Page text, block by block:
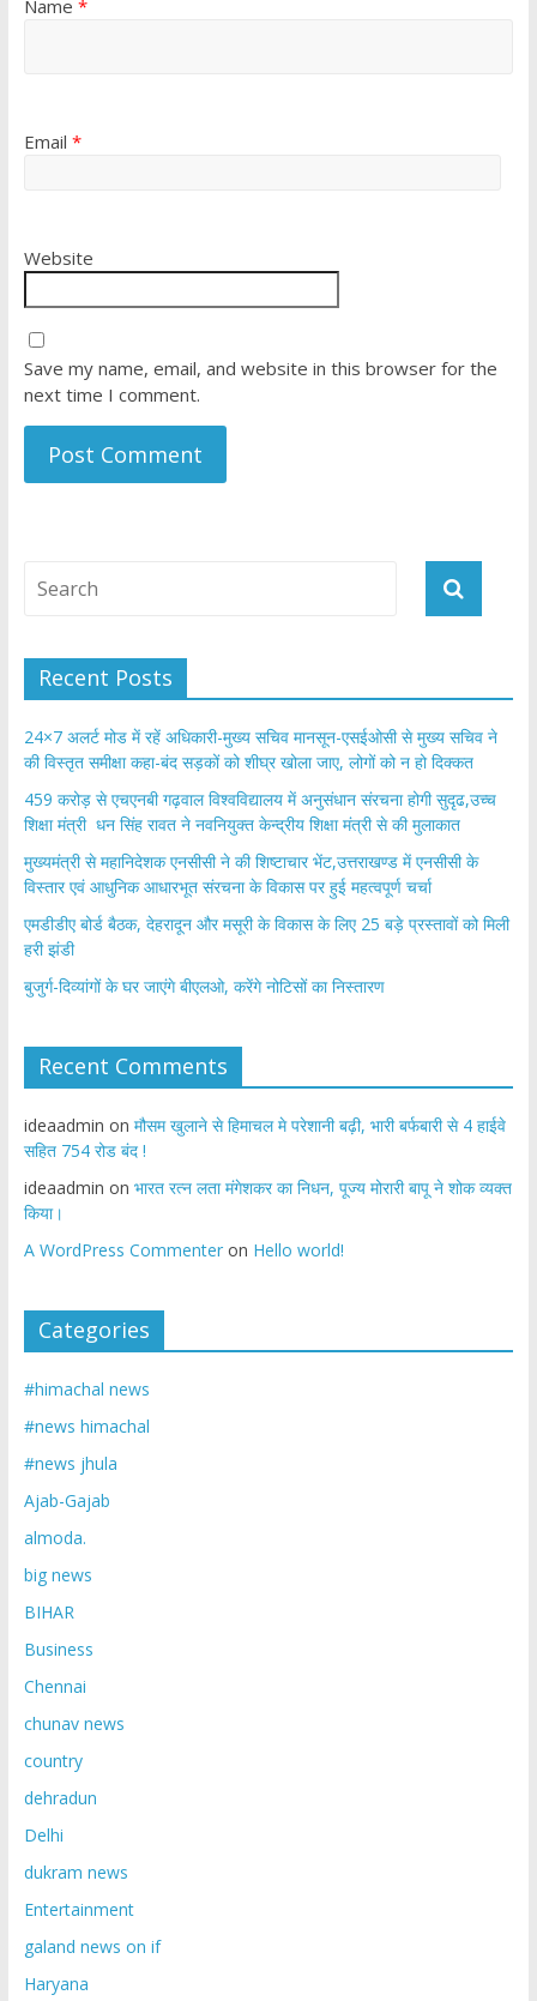
Name *
Email *
Website
Save my name, email, and website in this browser for the
next time I comment.
Recent Posts
24×7 अलर्ट मोड में रहें अधिकारी-मुख्य सचिव मानसून-एसईओसी से मुख्य सचिव ने
की विस्तृत समीक्षा कहा-बंद सड़कों को शीघ्र खोला जाए, लोगों को न हो दिक्कत
459 करोड़ से एचएनबी गढ़वाल विश्वविद्यालय में अनुसंधान संरचना होगी सुदृढ,उच्च
शिक्षा मंत्री धन सिंह रावत ने नवनियुक्त केन्द्रीय शिक्षा मंत्री से की मुलाकात
मुख्यमंत्री से महानिदेशक एनसीसी ने की शिष्टाचार भेंट,उत्तराखण्ड में एनसीसी के
विस्तार एवं आधुनिक आधारभूत संरचना के विकास पर हुई महत्वपूर्ण चर्चा
एमडीडीए बोर्ड बैठक, देहरादून और मसूरी के विकास के लिए 25 बड़े प्रस्तावों को मिली
हरी झंडी
बुजुर्ग-दिव्यांगों के घर जाएंगे बीएलओ, करेंगे नोटिसों का निस्तारण
Recent Comments
ideaadmin on मौसम खुलाने से हिमाचल मे परेशानी बढ़ी, भारी बर्फबारी से 4 हाईवे
सहित 754 रोड बंद !
ideaadmin on भारत रत्न लता मंगेशकर का निधन, पूज्य मोरारी बापू ने शोक व्यक्त
किया।
A WordPress Commenteron Hello world!
Categories
#himachal news
#news himachal
#news jhula
Ajab-Gajab
almoda.
big news
BIHAR
Business
Chennai
chunav news
country
dehradun
Delhi
dukram news
Entertainment
galand news on if
Haryana